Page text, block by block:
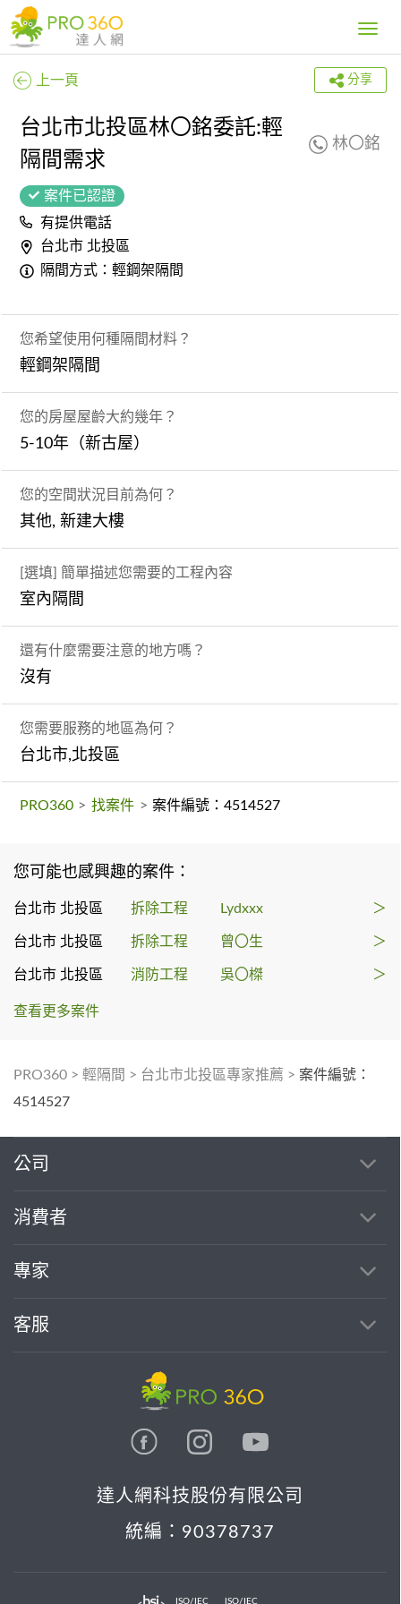
Toggle
上一頁 分享
台北市北投區林〇銘委託:輕
隔間需求
林〇銘
案件已認證
有提供電話
台北市 北投區
隔間方式：輕鋼架隔間
您希望使用何種隔間材料？
輕鋼架隔間
您的房屋屋齡大約幾年？
5-10年（新古屋）
您的空間狀況目前為何？
其他, 新建大樓
[選填] 簡單描述您需要的工程內容
室內隔間
還有什麼需要注意的地方嗎？
沒有
您需要服務的地區為何？
台北市,北投區
PRO360 > 找案件 > 案件編號：4514527
您可能也感興趣的案件：
台北市 北投區 拆除工程 Lydxxx ＞
台北市 北投區 拆除工程 曾〇生 ＞
台北市 北投區 消防工程 吳〇榤 ＞
查看更多案件
PRO360 > 輕隔間 > 台北市北投區專家推薦 > 案件編號：
4514527
公司
消費者
專家
客服
達人網科技股份有限公司
統編：90378737
ISO/IEC ISO/IEC